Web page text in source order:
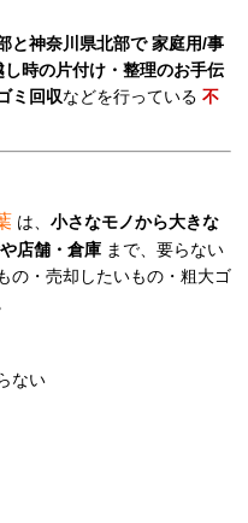
と神奈川県北部で 家庭用/事
時の片付け・整理のお手伝
ミ回収などを行っている 不
は、 小さなモノから大きな
店舗・倉庫 まで、要らない
の・売却したいもの・粗大ゴ
ない